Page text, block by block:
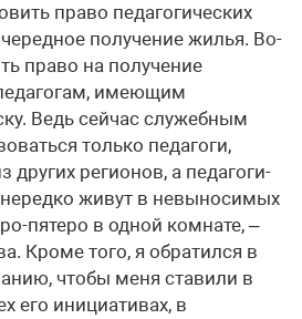
право педагогических
получение жилья. Во-
право на получение
имеющим
Ведь сейчас служебным
только педагоги,
других регионов, а педагоги-
живут в невыносимых
пятеро в одной комнате, –
Кроме того, я обратился в
чтобы меня ставили в
его инициативах, в